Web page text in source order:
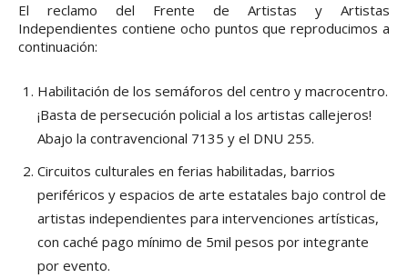
El reclamo del Frente de Artistas y Artistas
Independientes contiene ocho puntos que reproducimos a
continuación:
Habilitación de los semáforos del centro y macrocentro.
¡Basta de persecución policial a los artistas callejeros!
Abajo la contravencional 7135 y el DNU 255.
Circuitos culturales en ferias habilitadas, barrios
periféricos y espacios de arte estatales bajo control de
artistas independientes para intervenciones artísticas,
con caché pago mínimo de 5mil pesos por integrante
por evento.